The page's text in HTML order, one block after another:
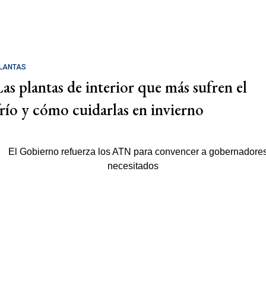
plantas de interior que más sufren el
y cómo cuidarlas en invierno